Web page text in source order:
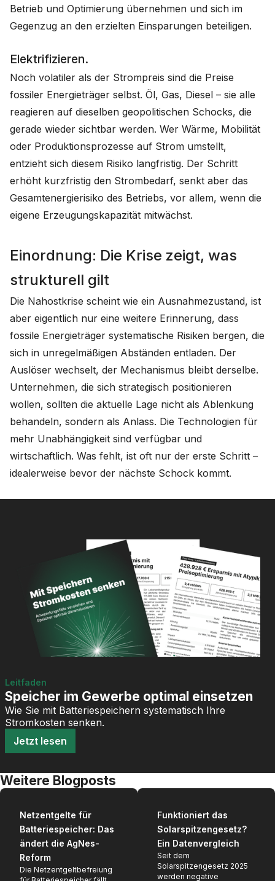
Betrieb und Optimierung übernehmen und sich im
Gegenzug an den erzielten Einsparungen beteiligen.
Elektrifizieren.
Noch volatiler als der Strompreis sind die Preise
fossiler Energieträger selbst. Öl, Gas, Diesel – sie alle
reagieren auf dieselben geopolitischen Schocks, die
gerade wieder sichtbar werden. Wer Wärme, Mobilität
oder Produktionsprozesse auf Strom umstellt,
entzieht sich diesem Risiko langfristig. Der Schritt
erhöht kurzfristig den Strombedarf, senkt aber das
Gesamtenergierisiko des Betriebs, vor allem, wenn die
eigene Erzeugungskapazität mitwächst.
Einordnung: Die Krise zeigt, was
strukturell gilt
Die Nahostkrise scheint wie ein Ausnahmezustand, ist
aber eigentlich nur eine weitere Erinnerung, dass
fossile Energieträger systematische Risiken bergen, die
sich in unregelmäßigen Abständen entladen. Der
Auslöser wechselt, der Mechanismus bleibt derselbe.
Unternehmen, die sich strategisch positionieren
wollen, sollten die aktuelle Lage nicht als Ablenkung
behandeln, sondern als Anlass. Die Technologien für
mehr Unabhängigkeit sind verfügbar und
wirtschaftlich. Was fehlt, ist oft nur der erste Schritt –
idealerweise bevor der nächste Schock kommt.
Leitfaden
Speicher im Gewerbe optimal einsetzen
Wie Sie mit Batteriespeichern systematisch Ihre
Stromkosten senken.
Jetzt lesen
Weitere Blogposts
Netzentgelte für
Batteriespeicher: Das
ändert die AgNes-
Reform
Die Netzentgeltbefreiung
Funktioniert das
Solarspitzengesetz?
Ein Datenvergleich
Seit dem
Solarspitzengesetz 2025
werden negative